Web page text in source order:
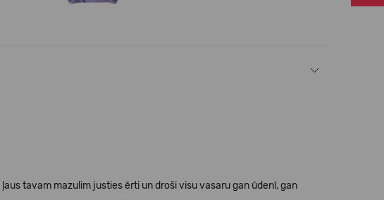
tavam mazulim justies ērti un droši visu vasaru gan ūdenī, gan